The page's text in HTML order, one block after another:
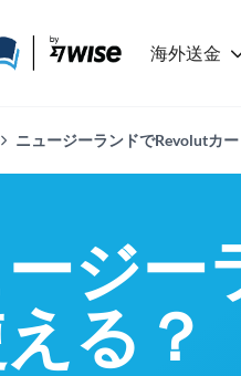
海外送金
ニュージーランドでRevolutカ
ジー
る？